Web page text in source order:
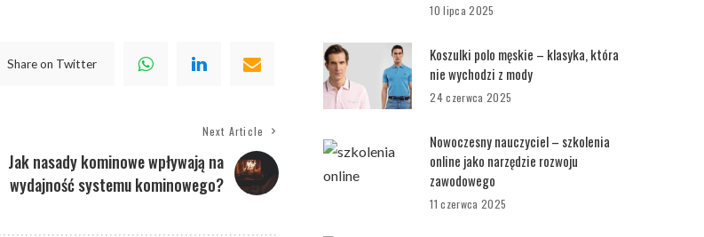
Share on Twitter
Next Article
Jak nasady kominowe wpływają na
wydajność systemu kominowego?
10 lipca 2025
Koszulki polo męskie – klasyka, która
nie wychodzi z mody
24 czerwca 2025
Nowoczesny nauczyciel – szkolenia
online jako narzędzie rozwoju
zawodowego
11 czerwca 2025